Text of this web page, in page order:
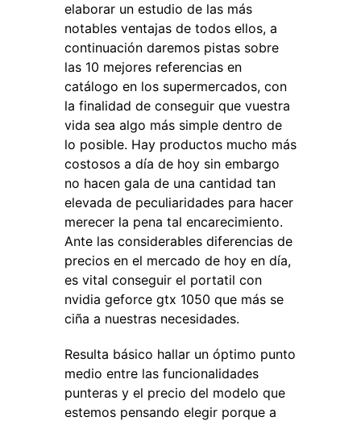
elaborar un estudio de las más
notables ventajas de todos ellos, a
continuación daremos pistas sobre
las 10 mejores referencias en
catálogo en los supermercados, con
la finalidad de conseguir que vuestra
vida sea algo más simple dentro de
lo posible. Hay productos mucho más
costosos a día de hoy sin embargo
no hacen gala de una cantidad tan
elevada de peculiaridades para hacer
merecer la pena tal encarecimiento.
Ante las considerables diferencias de
precios en el mercado de hoy en día,
es vital conseguir el portatil con
nvidia geforce gtx 1050 que más se
ciña a nuestras necesidades.
Resulta básico hallar un óptimo punto
medio entre las funcionalidades
punteras y el precio del modelo que
estemos pensando elegir porque a